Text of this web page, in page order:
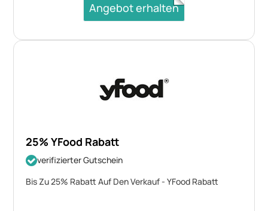
Angebot erhalten
25% YFood Rabatt
verifizierter Gutschein
Bis Zu 25% Rabatt Auf Den Verkauf - YFood Rabatt